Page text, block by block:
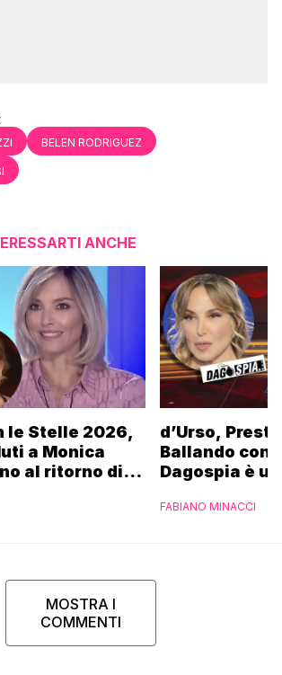
BELEN RODRIGUEZ
ANCHE
le Stelle 2026,
a Monica
al ritorno di
Gabriele
d’Urso,
Ballando con
Dagospia è
FABIANO MINACCI
MOSTRA I
COMMENTI